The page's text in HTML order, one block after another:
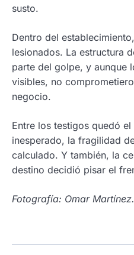
susto.
Dentro del
lesionados. La estructura
parte del golpe, y aunque
visibles, no
negocio.
Entre los testigos quedó
inesperado, la fragilidad
calculado. Y también, la
destino decidió pisar el
Fotografía: Omar Martínez.